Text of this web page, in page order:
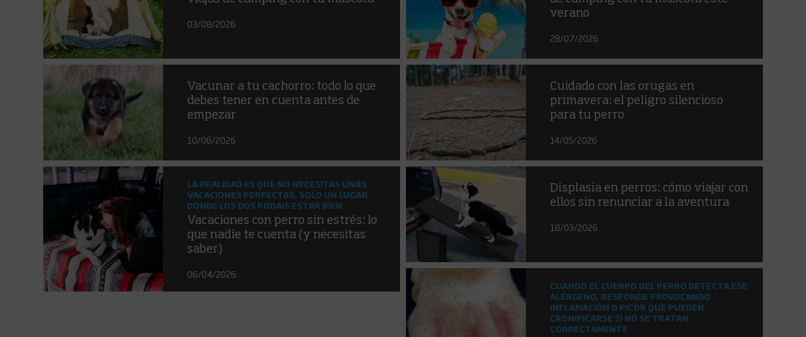
03/08/2026
verano
28/07/2026
Vacunar a tu cachorro: todo lo que
debes tener en cuenta antes de
empezar
10/06/2026
Cuidado con las orugas en
primavera: el peligro silencioso
para tu perro
14/05/2026
LA REALIDAD ES QUE NO NECESITAS UNAS
VACACIONES PERFECTAS, SOLO UN LUGAR
DONDE LOS DOS PODÁIS ESTAR BIEN.
Vacaciones con perro sin estrés: lo
que nadie te cuenta (y necesitas
saber)
06/04/2026
Displasia en perros: cómo viajar con
ellos sin renunciar a la aventura
18/03/2026
CUANDO EL CUERPO DEL PERRO DETECTA ESE
ALÉRGENO, RESPONDE PROVOCANDO
INFLAMACIÓN O PICOR QUE PUEDEN
CRONIFICARSE SI NO SE TRATAN
CORRECTAMENTE